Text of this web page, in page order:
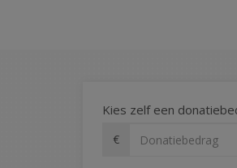
Kies zelf een
€